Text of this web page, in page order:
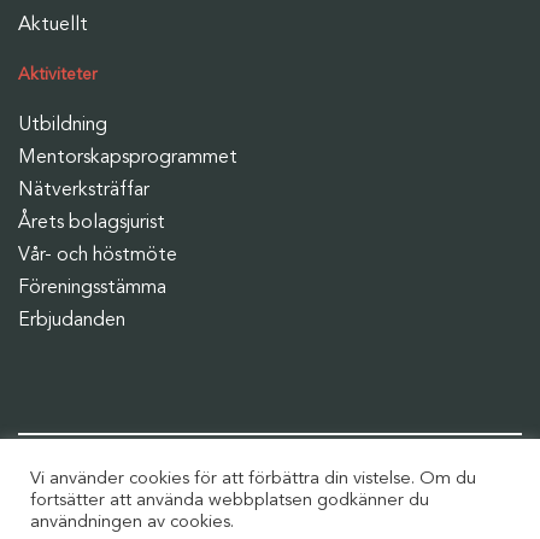
Aktuellt
Aktiviteter
Utbildning
Mentorskapsprogrammet
Nätverksträffar
Årets bolagsjurist
Vår- och höstmöte
Föreningsstämma
Erbjudanden
Fortsätt diskussionen i våra grupper
Vi använder cookies för att förbättra din vistelse. Om du
fortsätter att använda webbplatsen godkänner du
användningen av cookies.